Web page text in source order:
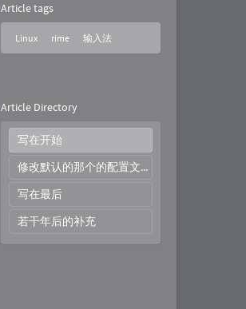
Article tags
Linux rime 输入法
Article Directory
写在开始
修改默认的那个的配置文件
写在最后
若干年后的补充